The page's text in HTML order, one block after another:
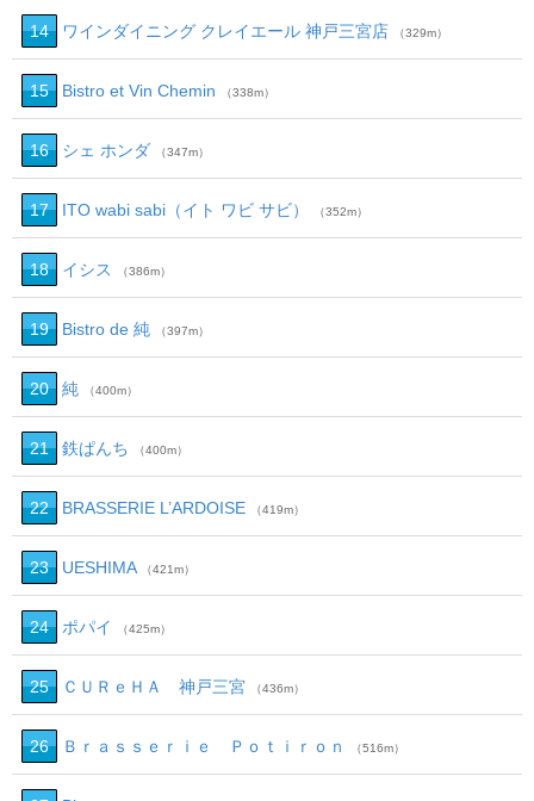
14 ワインダイニング クレイエール 神戸三宮店 （329m）
15 Bistro et Vin Chemin （338m）
16 シェ ホンダ （347m）
17 ITO wabi sabi（イト ワビ サビ） （352m）
18 イシス （386m）
19 Bistro de 純 （397m）
20 純 （400m）
21 鉄ぱんち （400m）
22 BRASSERIE L’ARDOISE （419m）
23 UESHIMA （421m）
24 ポパイ （425m）
25 ＣＵＲｅＨＡ 神戸三宮 （436m）
26 Ｂｒａｓｓｅｒｉｅ Ｐｏｔｉｒｏｎ （516m）